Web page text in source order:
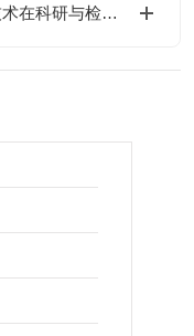
Bioquochem 持续拓展氧化还原分析技术在科研与检测领域的应用